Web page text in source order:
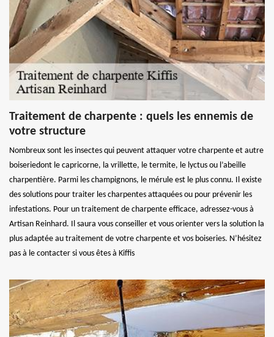
Traitement de charpente : quels les ennemis de
votre structure
Nombreux sont les insectes qui peuvent attaquer votre charpente et autre
boiseriedont le capricorne, la vrillette, le termite, le lyctus ou l’abeille
charpentière. Parmi les champignons, le mérule est le plus connu. Il existe
des solutions pour traiter les charpentes attaquées ou pour prévenir les
infestations. Pour un traitement de charpente efficace, adressez-vous à
Artisan Reinhard. Il saura vous conseiller et vous orienter vers la solution la
plus adaptée au traitement de votre charpente et vos boiseries. N’hésitez
pas à le contacter si vous êtes à Kiffis